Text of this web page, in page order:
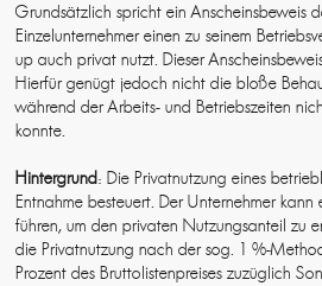
Grundsätzlich spricht ein Anscheinsbeweis
Einzelunternehmer einen zu seinem
up auch privat nutzt. Dieser
Hierfür genügt jedoch nicht die bloße
während der Arbeits- und Betriebszeiten
konnte.
Hintergrund: Die Privatnutzung eines
Entnahme besteuert. Der Unternehmer
führen, um den privaten Nutzungsanteil zu
die Privatnutzung nach der sog. 1 %-
Prozent des Bruttolistenpreises zuzüglich